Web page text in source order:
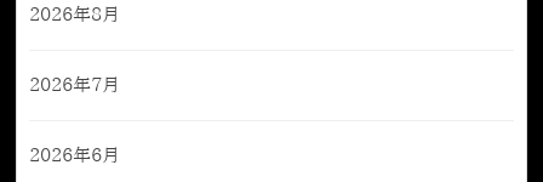
2026年8月
2026年7月
2026年6月